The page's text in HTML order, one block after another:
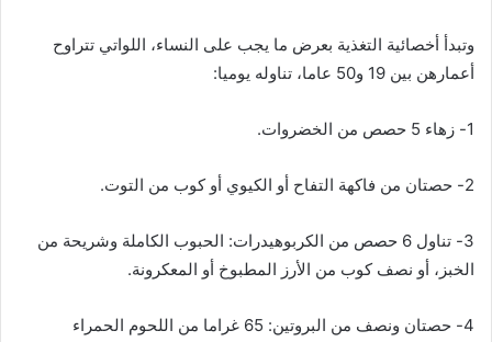
وتبدأ أخصائية التغذية بعرض ما يجب على النساء، اللواتي تتراوح
أعمارهن بين 19 و50 عاما، تناوله يوميا:
1- زهاء 5 حصص من الخضروات.
2- حصتان من فاكهة التفاح أو الكيوي أو كوب من التوت.
3- تناول 6 حصص من الكربوهيدرات: الحبوب الكاملة وشريحة من
الخبز، أو نصف كوب من الأرز المطبوخ أو المعكرونة.
4- حصتان ونصف من البروتين: 65 غراما من اللحوم الحمراء